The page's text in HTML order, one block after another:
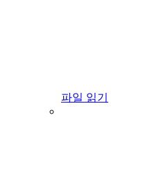
파일 읽기